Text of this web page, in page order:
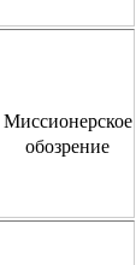
Миссионерское
обозрение